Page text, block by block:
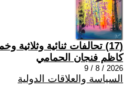
(17) تحالفات ثنائية وثلاثية وخماسية
كاظم فنجان الحمامي
2026 / 8 / 9
السياسة والعلاقات الدولية